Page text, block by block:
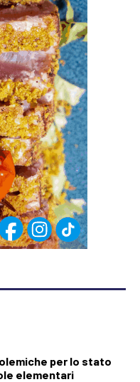
per lo stato
elementari